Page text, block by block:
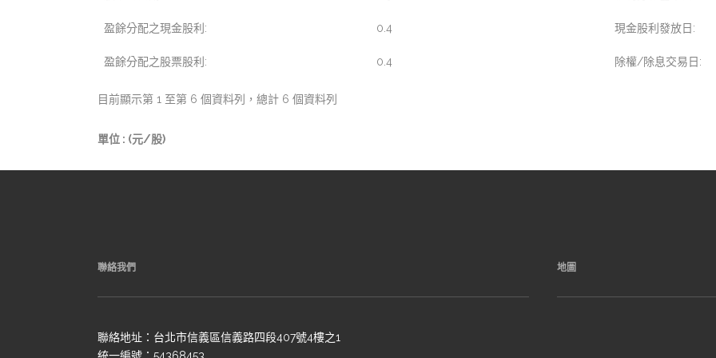
盈餘分配之現金股利: 0.4 現金股利發放日:
盈餘分配之股票股利: 0.4 除權/除息交易日:
目前顯示第 1 至第 6 個資料列，總計 6 個資料列
單位 : (元/股)
聯絡我們
聯絡地址：台北市信義區信義路四段407號4樓之1
地圖